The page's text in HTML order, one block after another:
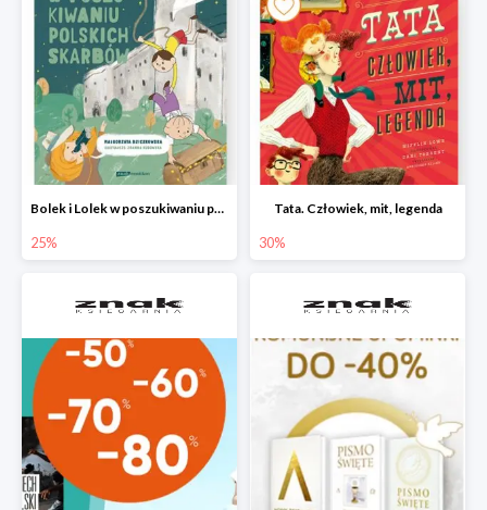
Bolek i Lolek w poszukiwaniu polskich skarbów
25%
Tata. Człowiek, mit, legenda
30%